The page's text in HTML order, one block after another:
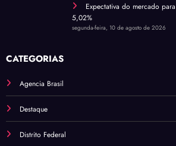
Expectativa do mercado
5,02%
segunda-feira, 10 de agosto de 2026
CATEGORIAS
Agencia Brasil
Destaque
Distrito Federal